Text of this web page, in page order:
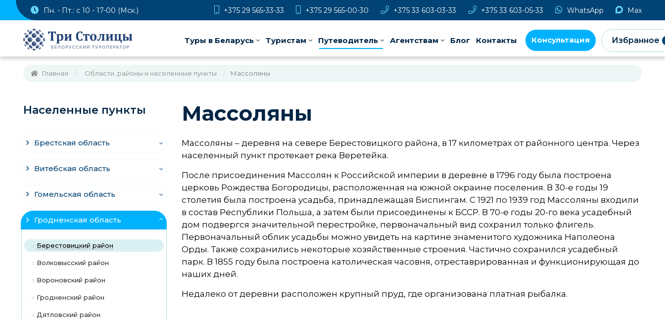
Пн. - Пт.: с 10 - 17-00 (Мск.) +375 29 565-33-33 +375 29 565-00-30 +375 33 603-03-33 +375 33 603-05-33 WhatsApp Max
Туры в Беларусь Туристам Путеводитель Агентствам Блог Контакты Консультация Избранное
Главная Области, районы и населенные пункты Массоляны
Населенные пункты
Брестская область
Витебская область
Гомельская область
Гродненская область
Берестовицкий район
Волковысский район
Вороновский район
Гродненский район
Дятловский район
Массоляны
Массоляны – деревня на севере Берестовицкого района, в 17 километрах от районного центра. Через
населенный пункт протекает река Веретейка.
После присоединения Массолян к Российской империи в деревне в 1796 году была построена
церковь Рождества Богородицы, расположенная на южной окраине поселения. В 30-е годы 19
столетия была построена усадьба, принадлежащая Биспингам. С 1921 по 1939 год Массоляны входили
в состав Республики Польша, а затем были присоединены к БССР. В 70-е годы 20-го века усадебный
дом подвергся значительной перестройке, первоначальный вид сохранил только флигель.
Первоначальный облик усадьбы можно увидеть на картине знаменитого художника Наполеона
Орды. Также сохранились некоторые хозяйственные строения. Частично сохранился усадебный
парк. В 1855 году была построена католическая часовня, отреставрированная и функционирующая до
наших дней.
Недалеко от деревни расположен крупный пруд, где организована платная рыбалка.